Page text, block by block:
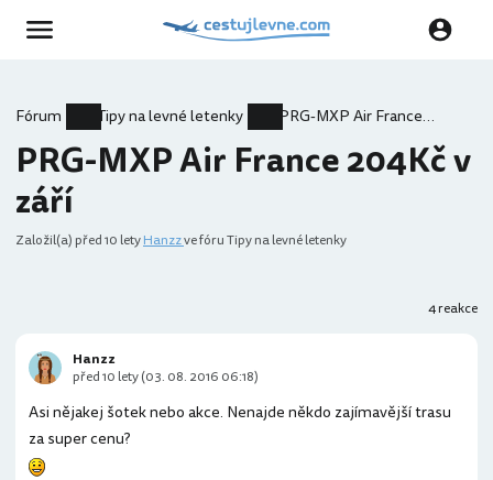
Fórum Tipy na levné letenky PRG-MXP Air France 204Kč v září
PRG-MXP Air France 204Kč v
září
Založil(a) před 10 letyHanzzve fóru Tipy na levné letenky
4 reakce
Asi nějakej šotek nebo akce. Nenajde někdo zajímavější trasu
za super cenu?
Hanzz
před 10 lety (03. 08. 2016 06:18)